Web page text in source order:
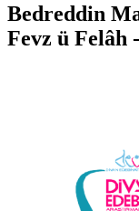
Bedreddin
Fevz ü Felâh